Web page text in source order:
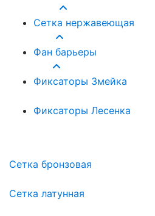
Сетка нержавеющая
Фан барьеры
Фиксаторы Змейка
Фиксаторы Лесенка
Сетка бронзовая
Сетка латунная